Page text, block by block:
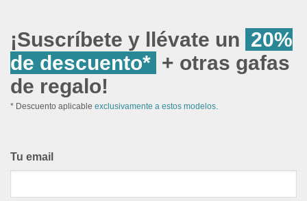
¡Suscríbete y llévate un 20%
de descuento* + otras gafas
de regalo!
* Descuento aplicable exclusivamente a estos modelos.
Tu email